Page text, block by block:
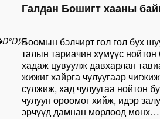
Галдан Бошигт хааны
Боомын бэлчирт гол гол бух
талын тариачин хүмүүс нойтон
хадаж цувуулж давхарлан
жижиг хайрга чулуугаар
сүлжиж, хад чулуугаа нойтон
чулуун ороомог хийж, идэр
эрчүүд дамнан мөрлөөд мөнх…